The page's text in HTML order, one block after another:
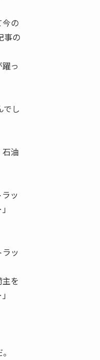
の
事の
っ
でし
油
ッ
」
ッ
を
」